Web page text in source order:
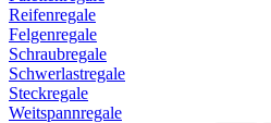
Reifenregale
Felgenregale
Schraubregale
Schwerlastregale
Steckregale
Weitspannregale